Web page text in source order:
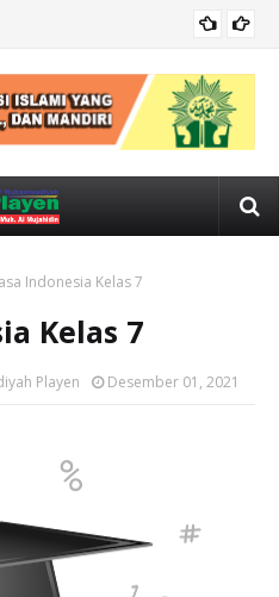
Indonesia Kelas 7
Kelas 7
Playen Desember 01, 2021